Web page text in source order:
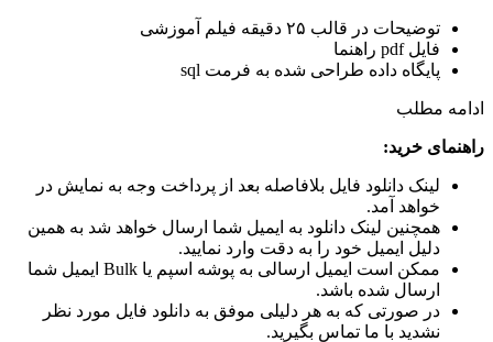
توضیحات در قالب ۲۵ دقیقه فیلم آموزشی
فایل pdf راهنما
پایگاه داده طراحی شده به فرمت sql
ادامه مطلب
راهنمای خرید:
لینک دانلود فایل بلافاصله بعد از پرداخت وجه به نمایش در
خواهد آمد.
همچنین لینک دانلود به ایمیل شما ارسال خواهد شد به همین
دلیل ایمیل خود را به دقت وارد نمایید.
ممکن است ایمیل ارسالی به پوشه اسپم یا Bulk ایمیل شما
ارسال شده باشد.
در صورتی که به هر دلیلی موفق به دانلود فایل مورد نظر
نشدید با ما تماس بگیرید.